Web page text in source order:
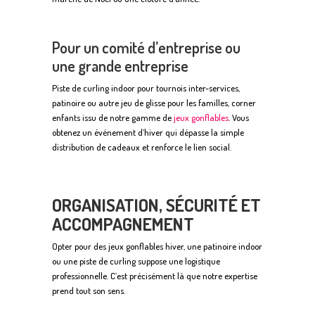
Pour un comité d’entreprise ou
une grande entreprise
Piste de curling indoor pour tournois inter-services,
patinoire ou autre jeu de glisse pour les familles, corner
enfants issu de notre gamme dejeux gonflables . Vous
obtenez un événement d’hiver qui dépasse la simple
distribution de cadeaux et renforce le lien social.
ORGANISATION, SÉCURITÉ ET
ACCOMPAGNEMENT
Opter pour des jeux gonflables hiver, une patinoire indoor
ou une piste de curling suppose une logistique
professionnelle. C’est précisément là que notre expertise
prend tout son sens.